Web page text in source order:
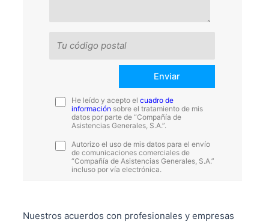
He leído y acepto elcuadro de
información sobre el tratamiento de mis
datos por parte de “Compañía de
Asistencias Generales, S.A.”.
Autorizo el uso de mis datos para el envío
de comunicaciones comerciales de
“Compañía de Asistencias Generales, S.A.”
incluso por vía electrónica.
Nuestros acuerdos con profesionales y empresas